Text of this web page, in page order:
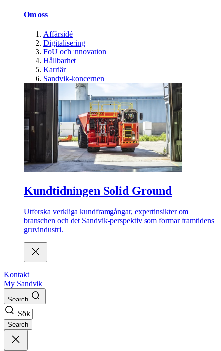
Om oss
Affärsidé
Digitalisering
FoU och innovation
Hållbarhet
Karriär
Sandvik-koncernen
Kundtidningen Solid Ground
Utforska verkliga kundframgångar, expertinsikter om
branschen och det Sandvik-perspektiv som formar framtidens
gruvindustri.
Kontakt
My Sandvik
Search
Sök
Search